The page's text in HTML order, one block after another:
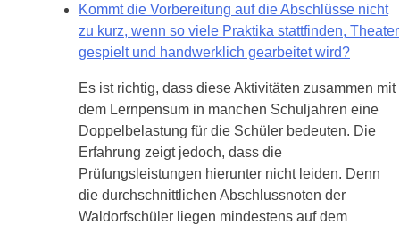
Kommt die Vorbereitung auf die Abschlüsse nicht
zu kurz, wenn so viele Praktika stattfinden, Theater
gespielt und handwerklich gearbeitet wird?
Es ist richtig, dass diese Aktivitäten zusammen mit
dem Lernpensum in manchen Schuljahren eine
Doppelbelastung für die Schüler bedeuten. Die
Erfahrung zeigt jedoch, dass die
Prüfungsleistungen hierunter nicht leiden. Denn
die durchschnittlichen Abschlussnoten der
Waldorfschüler liegen mindestens auf dem